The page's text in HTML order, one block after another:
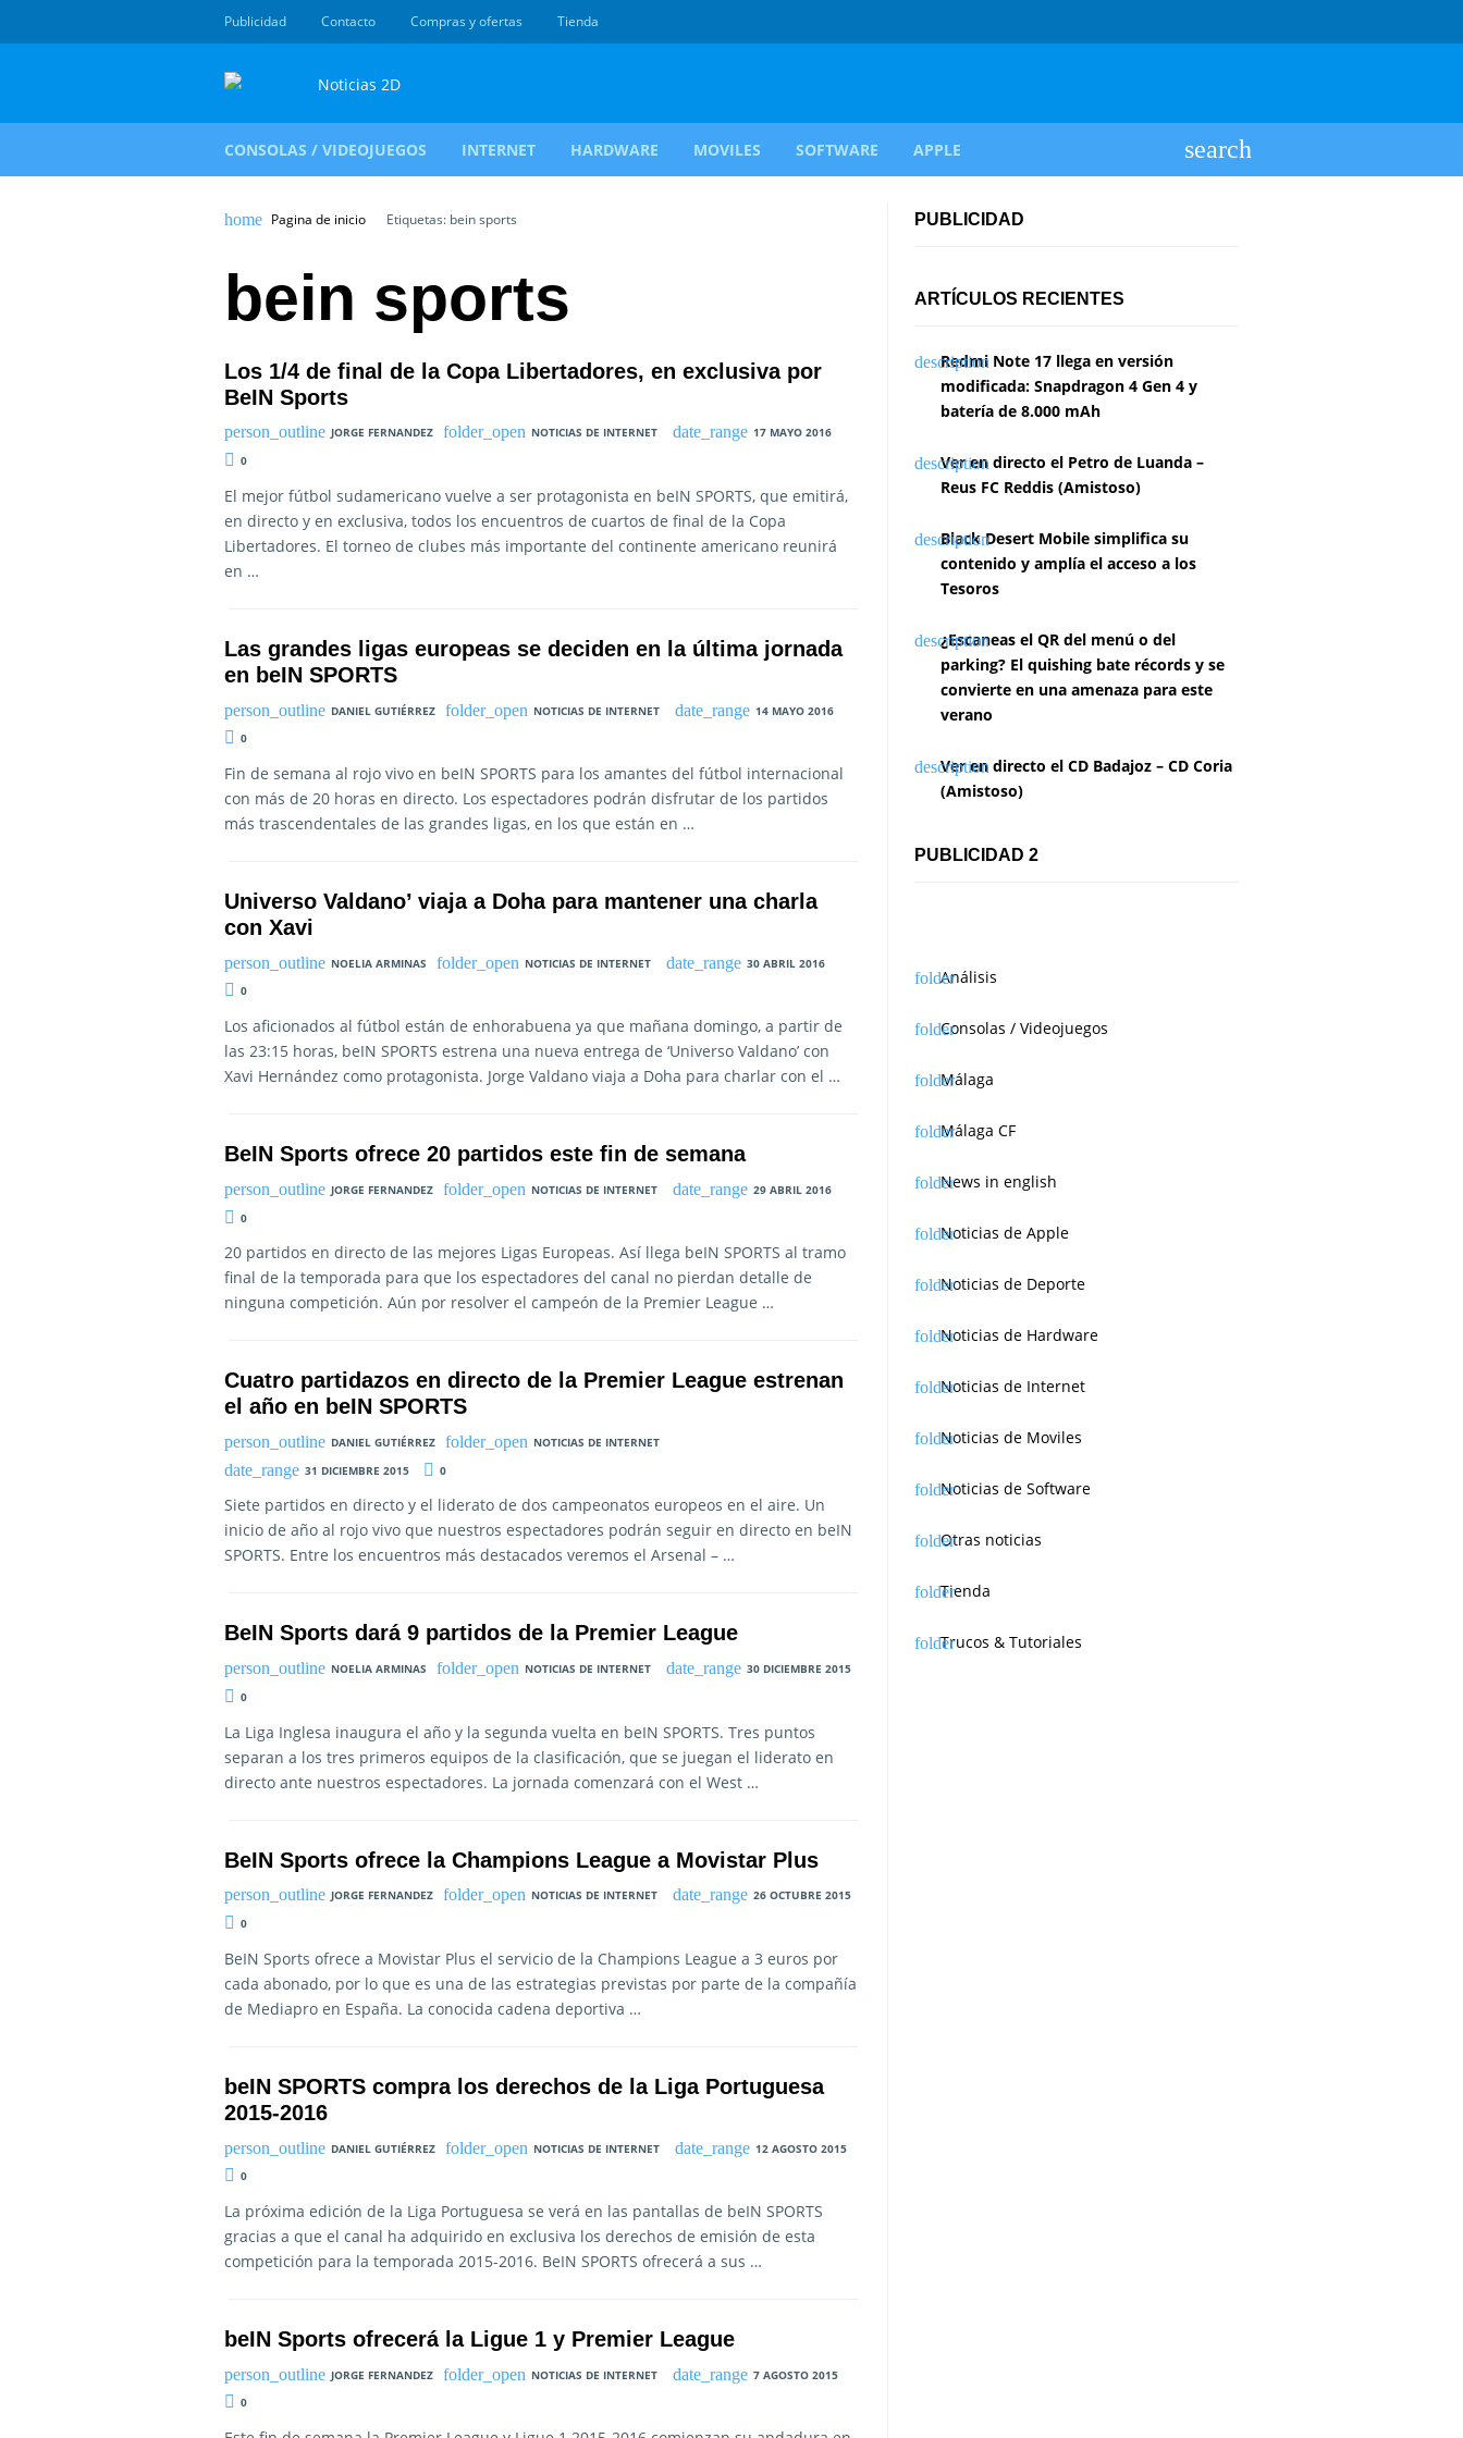
Publicidad Contacto Compras y ofertas Tienda
CONSOLAS / VIDEOJUEGOS INTERNET HARDWARE MOVILES SOFTWARE APPLE
Pagina de inicio Etiquetas: bein sports
bein sports
Los 1/4 de final de la Copa Libertadores, en exclusiva por
BeIN Sports
JORGE FERNANDEZ NOTICIAS DE INTERNET
17 MAYO 2016
0
El mejor fútbol sudamericano vuelve a ser protagonista en beIN SPORTS, que emitirá,
en directo y en exclusiva, todos los encuentros de cuartos de final de la Copa
Libertadores. El torneo de clubes más importante del continente americano reunirá
en …
Las grandes ligas europeas se deciden en la última jornada
en beIN SPORTS
DANIEL GUTIÉRREZ NOTICIAS DE INTERNET
14 MAYO 2016
0
Fin de semana al rojo vivo en beIN SPORTS para los amantes del fútbol internacional
con más de 20 horas en directo. Los espectadores podrán disfrutar de los partidos
más trascendentales de las grandes ligas, en los que están en …
Universo Valdano’ viaja a Doha para mantener una charla
con Xavi
NOELIA ARMINAS NOTICIAS DE INTERNET
30 ABRIL 2016
0
Los aficionados al fútbol están de enhorabuena ya que mañana domingo, a partir de
las 23:15 horas, beIN SPORTS estrena una nueva entrega de ‘Universo Valdano’ con
Xavi Hernández como protagonista. Jorge Valdano viaja a Doha para charlar con el …
BeIN Sports ofrece 20 partidos este fin de semana
JORGE FERNANDEZ NOTICIAS DE INTERNET
29 ABRIL 2016
0
20 partidos en directo de las mejores Ligas Europeas. Así llega beIN SPORTS al tramo
final de la temporada para que los espectadores del canal no pierdan detalle de
ninguna competición. Aún por resolver el campeón de la Premier League …
Cuatro partidazos en directo de la Premier League estrenan
el año en beIN SPORTS
DANIEL GUTIÉRREZ
NOTICIAS DE INTERNET
31 DICIEMBRE 2015
0
Siete partidos en directo y el liderato de dos campeonatos europeos en el aire. Un
inicio de año al rojo vivo que nuestros espectadores podrán seguir en directo en beIN
SPORTS. Entre los encuentros más destacados veremos el Arsenal – …
BeIN Sports dará 9 partidos de la Premier League
NOELIA ARMINAS NOTICIAS DE INTERNET
30 DICIEMBRE 2015
0
La Liga Inglesa inaugura el año y la segunda vuelta en beIN SPORTS. Tres puntos
separan a los tres primeros equipos de la clasificación, que se juegan el liderato en
directo ante nuestros espectadores. La jornada comenzará con el West …
BeIN Sports ofrece la Champions League a Movistar Plus
JORGE FERNANDEZ NOTICIAS DE INTERNET
26 OCTUBRE 2015
0
BeIN Sports ofrece a Movistar Plus el servicio de la Champions League a 3 euros por
cada abonado, por lo que es una de las estrategias previstas por parte de la compañía
de Mediapro en España. La conocida cadena deportiva …
beIN SPORTS compra los derechos de la Liga Portuguesa
2015-2016
DANIEL GUTIÉRREZ NOTICIAS DE INTERNET
12 AGOSTO 2015
0
La próxima edición de la Liga Portuguesa se verá en las pantallas de beIN SPORTS
gracias a que el canal ha adquirido en exclusiva los derechos de emisión de esta
competición para la temporada 2015-2016. BeIN SPORTS ofrecerá a sus …
beIN Sports ofrecerá la Ligue 1 y Premier League
JORGE FERNANDEZ NOTICIAS DE INTERNET
7 AGOSTO 2015
0
PUBLICIDAD
ARTÍCULOS RECIENTES
Redmi Note 17 llega en versión
modificada: Snapdragon 4 Gen 4 y
batería de 8.000 mAh
Ver en directo el Petro de Luanda –
Reus FC Reddis (Amistoso)
Black Desert Mobile simplifica su
contenido y amplía el acceso a los
Tesoros
¿Escaneas el QR del menú o del
parking? El quishing bate récords y se
convierte en una amenaza para este
verano
Ver en directo el CD Badajoz – CD Coria
(Amistoso)
PUBLICIDAD 2
Análisis
Consolas / Videojuegos
Málaga
Málaga CF
News in english
Noticias de Apple
Noticias de Deporte
Noticias de Hardware
Noticias de Internet
Noticias de Moviles
Noticias de Software
Otras noticias
Tienda
Trucos & Tutoriales